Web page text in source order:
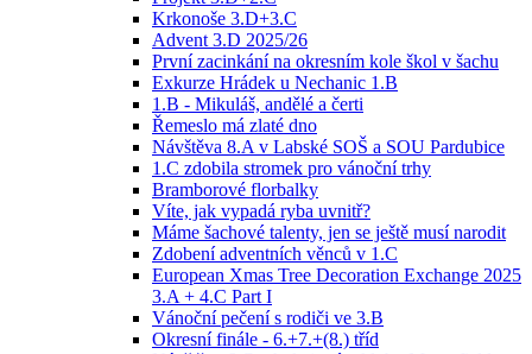
Krkonoše 3.D+3.C
Advent 3.D 2025/26
První zacinkání na okresním kole škol v šachu
Exkurze Hrádek u Nechanic 1.B
1.B - Mikuláš, andělé a čerti
Řemeslo má zlaté dno
Návštěva 8.A v Labské SOŠ a SOU Pardubice
1.C zdobila stromek pro vánoční trhy
Bramborové florbalky
Víte, jak vypadá ryba uvnitř?
Máme šachové talenty, jen se ještě musí narodit
Zdobení adventních věnců v 1.C
European Xmas Tree Decoration Exchange 2025
3.A + 4.C Part I
Vánoční pečení s rodiči ve 3.B
Okresní finále - 6.+7.+(8.) tříd